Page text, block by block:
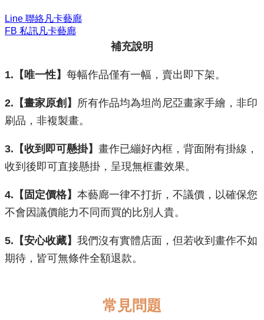
Line 聯絡凡卡藝廊
FB 私訊凡卡藝廊
補充說明
1.【唯一性】 每幅作品僅有一幅，賣出即下架。
2.【畫家原創】 所有作品均為坦尚尼亞畫家手繪，非印
刷品，非複製畫。
3.【收到即可懸掛】 畫作已繃好內框，背面附有掛線，
收到後即可直接懸掛，呈現無框畫效果。
​4.【固定價格】 本藝廊一律不打折，不議價，以確保您
不會因議價能力不同而買的比別人貴。
5.【安心收藏】 我們沒有實體店面，但若收到畫作不如
期待，皆可無條件全額退款。
常見問題